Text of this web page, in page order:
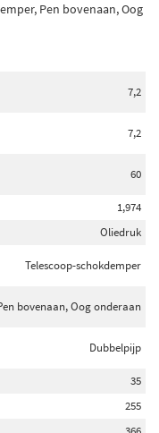
Pen bovenaan, Oog
7,2
7,2
60
1,974
Oliedruk
Telescoop-schokdemper
bovenaan, Oog onderaan
Dubbelpijp
35
255